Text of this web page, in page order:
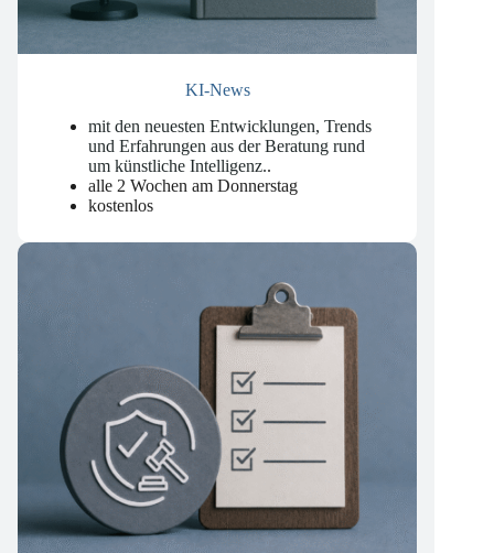
mit den neuesten Entwicklungen, Trends
und Erfahrungen aus der Beratung rund
um künstliche Intelligenz..
alle 2 Wochen am Donnerstag